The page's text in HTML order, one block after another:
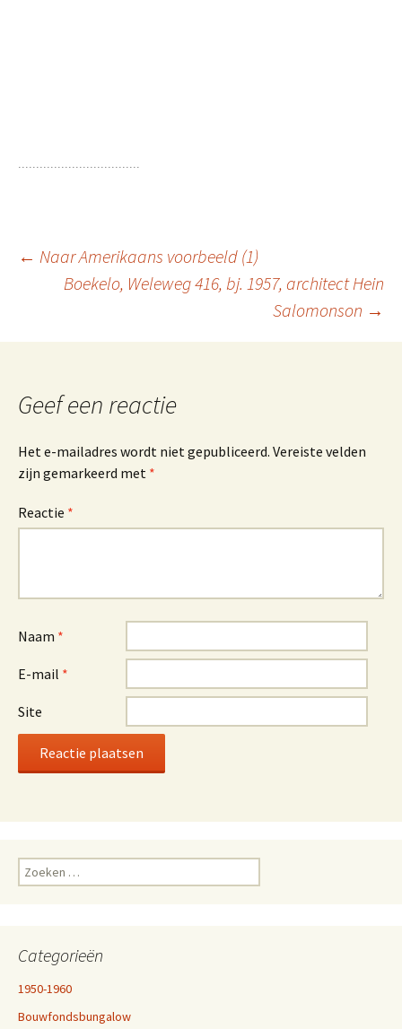
Berichtnavigatie
← Naar Amerikaans voorbeeld (1)
Boekelo, Weleweg 416, bj. 1957, architect Hein
Salomonson →
Geef een reactie
Het e-mailadres wordt niet gepubliceerd. Vereiste velden
zijn gemarkeerd met *
Reactie *
Naam *
E-mail *
Site
Zoeken
naar:
Categorieën
1950-1960
Bouwfondsbungalow